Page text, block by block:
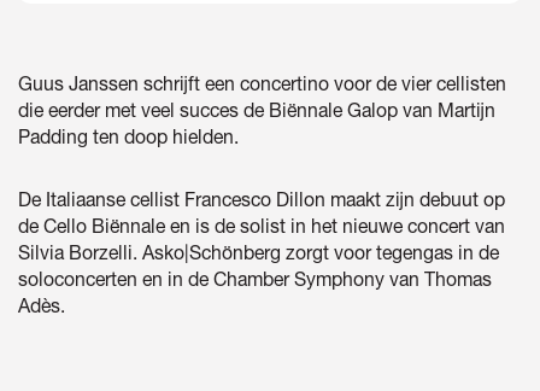
Guus Janssen schrijft een concertino voor de vier cellisten
die eerder met veel succes de Biënnale Galop van Martijn
Padding ten doop hielden.
De Italiaanse cellist Francesco Dillon maakt zijn debuut op
de Cello Biënnale en is de solist in het nieuwe concert van
Silvia Borzelli. Asko|Schönberg zorgt voor tegengas in de
soloconcerten en in de Chamber Symphony van Thomas
Adès.
Inzoomen